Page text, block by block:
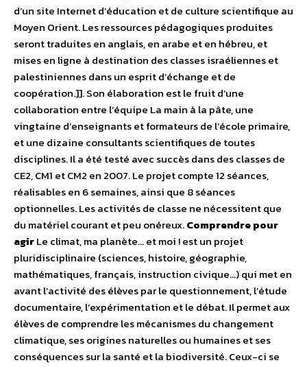
d’un site Internet d’éducation et de culture scientifique au
Moyen Orient. Les ressources pédagogiques produites
seront traduites en anglais, en arabe et en hébreu, et
mises en ligne à destination des classes israéliennes et
palestiniennes dans un esprit d’échange et de
coopération.]]. Son élaboration est le fruit d’une
collaboration entre l’équipe La main à la pâte, une
vingtaine d’enseignants et formateurs de l’école primaire,
et une dizaine consultants scientifiques de toutes
disciplines. Il a été testé avec succès dans des classes de
CE2, CM1 et CM2 en 2007. Le projet compte 12 séances,
réalisables en 6 semaines, ainsi que 8 séances
optionnelles. Les activités de classe ne nécessitent que
du matériel courant et peu onéreux.Comprendre pour
agirLe climat, ma planète… et moi ! est un projet
pluridisciplinaire (sciences, histoire, géographie,
mathématiques, français, instruction civique…) qui met en
avant l’activité des élèves par le questionnement, l’étude
documentaire, l’expérimentation et le débat. Il permet aux
élèves de comprendre les mécanismes du changement
climatique, ses origines naturelles ou humaines et ses
conséquences sur la santé et la biodiversité. Ceux-ci se